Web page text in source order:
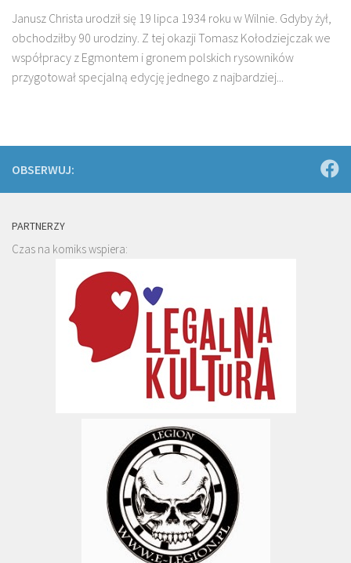
Janusz Christa urodził się 19 lipca 1934 roku w Wilnie. Gdyby żył,
obchodziłby 90 urodziny. Z tej okazji Tomasz Kołodziejczak we
współpracy z Egmontem i gronem polskich rysowników
przygotował specjalną edycję jednego z najbardziej...
OBSERWUJ:
PARTNERZY
Czas na komiks wspiera: